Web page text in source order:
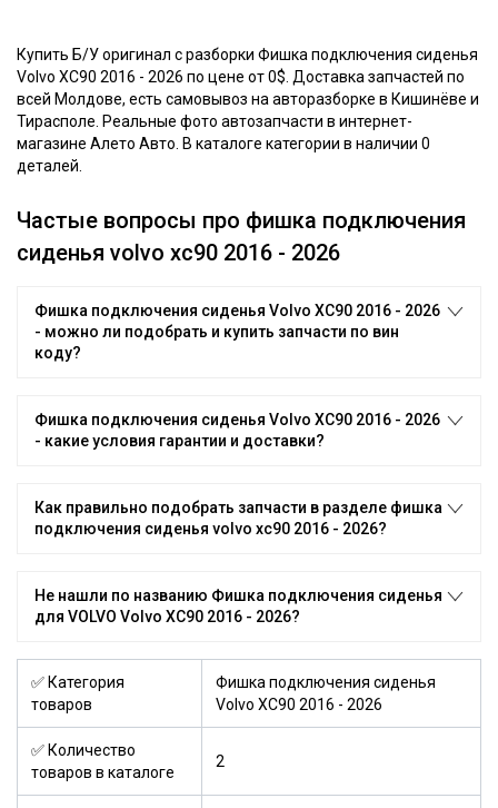
Купить Б/У оригинал с разборки Фишка подключения сиденья
Volvo XC90 2016 - 2026 по цене от 0$. Доставка запчастей по
всей Молдове, есть самовывоз на авторазборке в Кишинёве и
Тирасполе. Реальные фото автозапчасти в интернет-
магазине Алето Авто. В каталоге категории в наличии 0
деталей.
Частые вопросы про фишка подключения
сиденья volvo xc90 2016 - 2026
Фишка подключения сиденья Volvo XC90 2016 - 2026
- можно ли подобрать и купить запчасти по вин
коду?
Фишка подключения сиденья Volvo XC90 2016 - 2026
- какие условия гарантии и доставки?
Как правильно подобрать запчасти в разделе фишка
подключения сиденья volvo xc90 2016 - 2026?
Не нашли по названию Фишка подключения сиденья
для VOLVO Volvo XC90 2016 - 2026?
✅ Категория
товаров
Фишка подключения сиденья
Volvo XC90 2016 - 2026
✅ Количество
товаров в каталоге
2